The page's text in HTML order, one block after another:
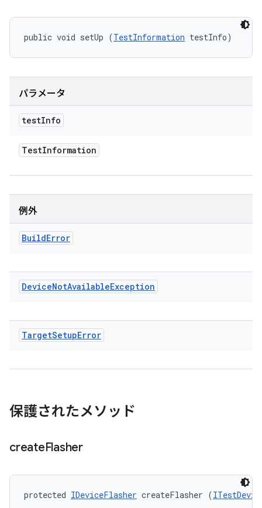
public void setUp (TestInformation testInfo)
パラメータ
testInfo
TestInformation
例外
BuildError
DeviceNotAvailableException
TargetSetupError
保護されたメソッド
createFlasher
protected IDeviceFlasher createFlasher (